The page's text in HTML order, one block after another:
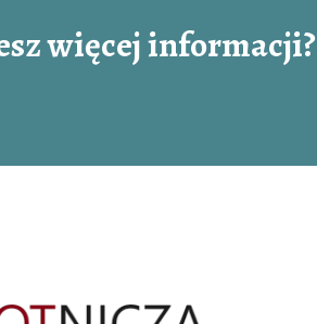
więcej informacji?